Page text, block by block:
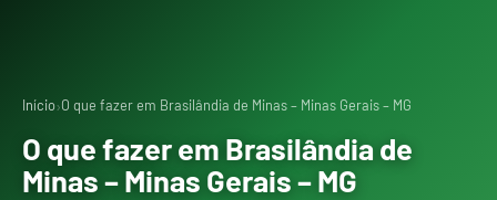
Início›O que fazer em Brasilândia de Minas – Minas Gerais – MG
O que fazer em Brasilândia de
Minas – Minas Gerais – MG